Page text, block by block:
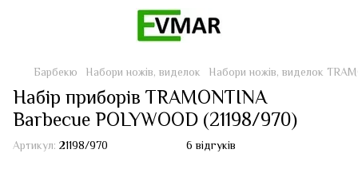
Барбекю Набори ножів, виделок Набори ножів, виделок
Набір приборів TRAMONTINA
Barbecue POLYWOOD (21198/970)
Артикул: 21198/970 6 відгуків